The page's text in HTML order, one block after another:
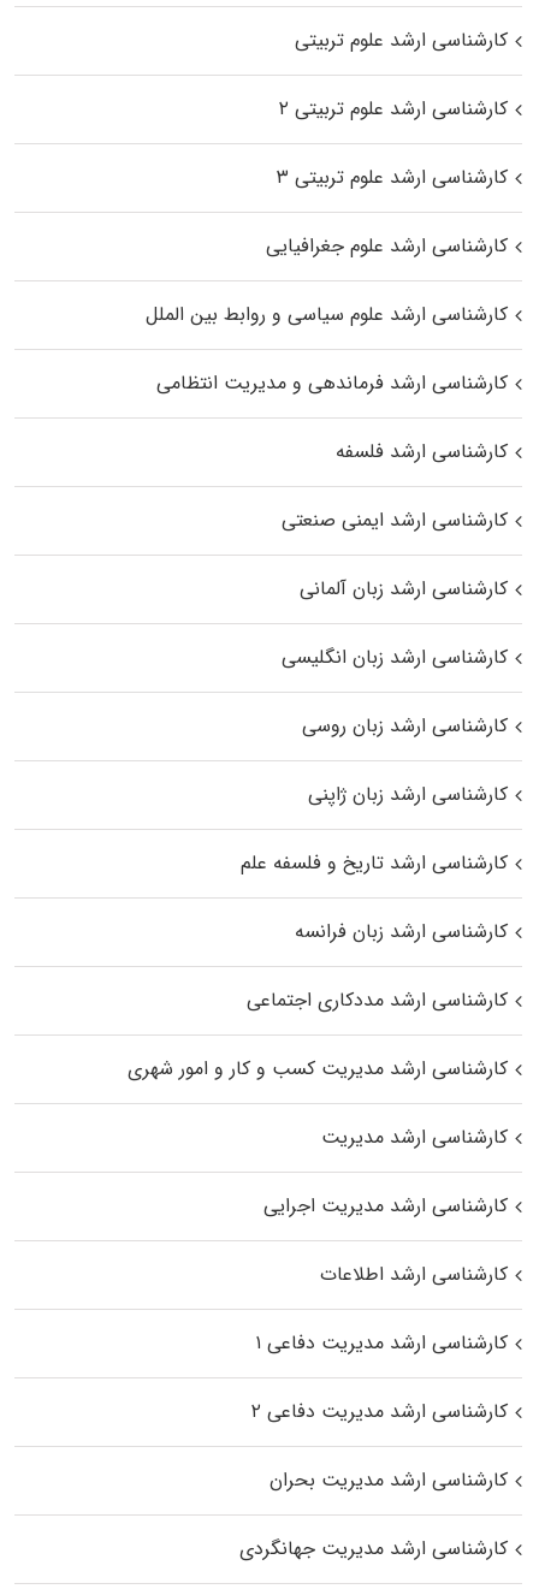
کارشناسی ارشد علوم تربیتی
کارشناسی ارشد علوم تربیتی ۲
کارشناسی ارشد علوم تربیتی ۳
کارشناسی ارشد علوم جغرافیایی
کارشناسی ارشد علوم سیاسی و روابط بین الملل
کارشناسی ارشد فرماندهی و مدیریت انتظامی
کارشناسی ارشد فلسفه
کارشناسی ارشد ایمنی صنعتی
کارشناسی ارشد زبان آلمانی
کارشناسی ارشد زبان انگلیسی
کارشناسی ارشد زبان روسی
کارشناسی ارشد زبان ژاپنی
کارشناسی ارشد تاریخ و فلسفه علم
کارشناسی ارشد زبان فرانسه
کارشناسی ارشد مددکاری اجتماعی
کارشناسی ارشد مدیریت کسب و کار و امور شهری
کارشناسی ارشد مدیریت
کارشناسی ارشد مدیریت اجرایی
کارشناسی ارشد اطلاعات
کارشناسی ارشد مدیریت دفاعی ۱
کارشناسی ارشد مدیریت دفاعی ۲
کارشناسی ارشد مدیریت بحران
کارشناسی ارشد مدیریت جهانگردی